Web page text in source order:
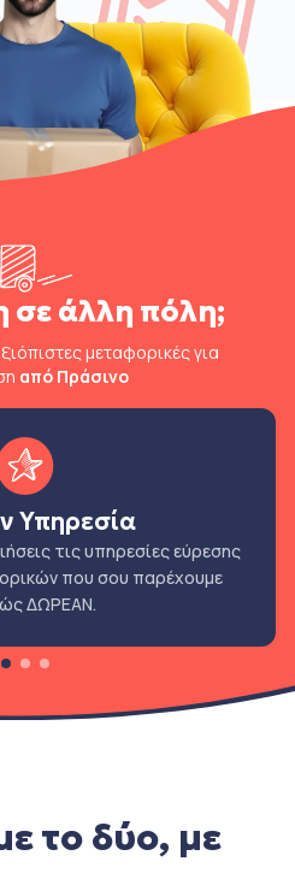
σε άλλη πόλη;
μεταφορικές για
από Πράσινο
Υπηρεσία
τις υπηρεσίες εύρεσης
που σου παρέχουμε
ΔΩΡΕΑΝ.
το δύο, με